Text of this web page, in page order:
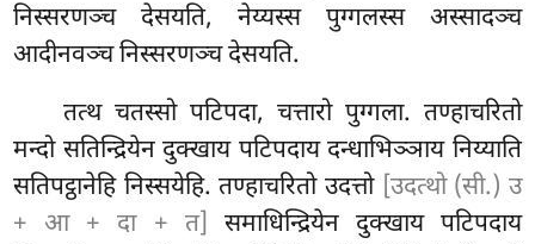
निस्सरणञ्च देसयति, नेय्यस्स पुग्गलस्स अस्सादञ्च
आदीनवञ्च निस्सरणञ्च देसयति.
तत्थ चतस्सो पटिपदा, चत्तारो पुग्गला. तण्हाचरितो
मन्दो सतिन्द्रियेन दुक्खाय पटिपदाय दन्धाभिञ्ञाय निय्याति
सतिपट्ठानेहि निस्सयेहि. तण्हाचरितो उदत्तो [उदत्थो (सी.) उ
+ आ + दा + त] समाधिन्द्रियेन दुक्खाय पटिपदाय